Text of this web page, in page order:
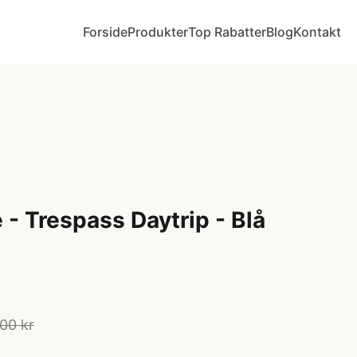
ForsideProdukterTop RabatterBlogKontakt
Trespass Daytrip - Blå
kr